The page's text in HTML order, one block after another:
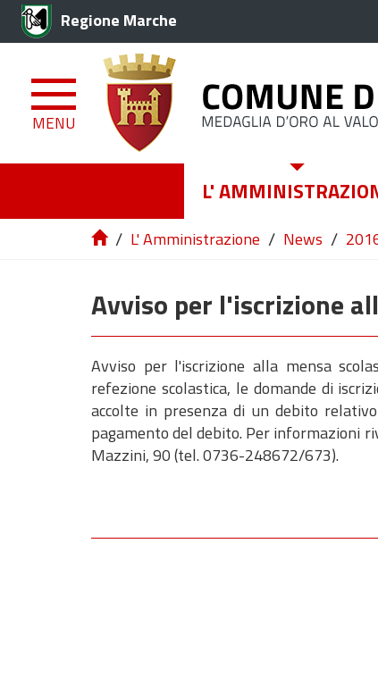
Regione Marche
MENU
L'
/ L' Amministrazione / News /
Avviso per l'iscrizione
Avviso per l'iscrizione alla mensa
refezione scolastica, le domande di
accolte in presenza di un debito
pagamento del debito. Per informazioni
Mazzini, 90 (tel. 0736-248672/673).